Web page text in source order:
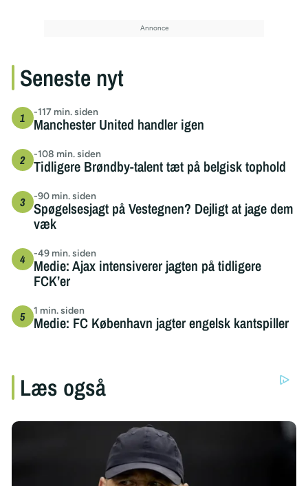
Seneste nyt
-117 min. siden
Manchester United handler igen
-108 min. siden
Tidligere Brøndby-talent tæt på belgisk tophold
-90 min. siden
Spøgelsesjagt på Vestegnen? Dejligt at jage dem
væk
-49 min. siden
Medie: Ajax intensiverer jagten på tidligere
FCK’er
1 min. siden
Medie: FC København jagter engelsk kantspiller